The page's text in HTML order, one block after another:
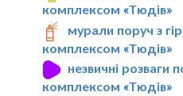
комплексом «Тюдів»
мурали поруч з
комплексом «Тюдів»
незвичні розваги
комплексом «Тюдів»